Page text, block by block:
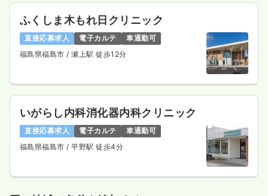
ふくしま木もれ日クリニック
直接応募求人 電子カルテ
車通勤可
福島県福島市 / 瀬上駅 徒歩12分
いがらし内科消化器内科クリニック
直接応募求人 電子カルテ
車通勤可
福島県福島市 / 平野駅 徒歩4分